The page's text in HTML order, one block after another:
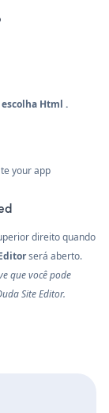
escolha Html .
your app
direito quando
será aberto.
que você pode
Site Editor.